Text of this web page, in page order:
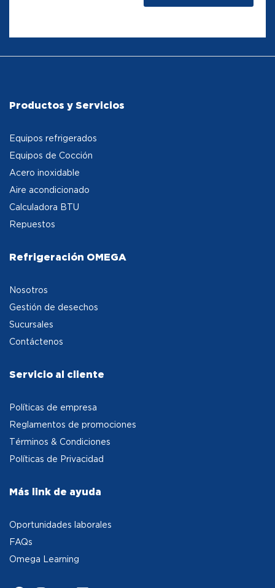
Productos y Servicios
Equipos refrigerados
Equipos de Cocción
Acero inoxidable
Aire acondicionado
Calculadora BTU
Repuestos
Refrigeración OMEGA
Nosotros
Gestión de desechos
Sucursales
Contáctenos
Servicio al cliente
Políticas de empresa
Reglamentos de promociones
Términos & Condiciones
Políticas de Privacidad
Más link de ayuda
Oportunidades laborales
FAQs
Omega Learning